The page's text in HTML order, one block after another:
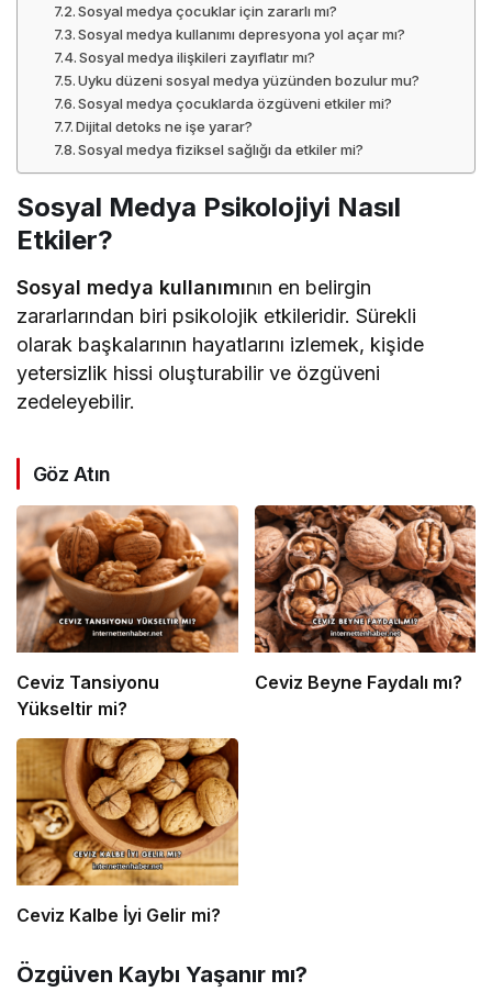
Sosyal medya çocuklar için zararlı mı?
Sosyal medya kullanımı depresyona yol açar mı?
Sosyal medya ilişkileri zayıflatır mı?
Uyku düzeni sosyal medya yüzünden bozulur mu?
Sosyal medya çocuklarda özgüveni etkiler mi?
Dijital detoks ne işe yarar?
Sosyal medya fiziksel sağlığı da etkiler mi?
Sosyal Medya Psikolojiyi Nasıl
Etkiler?
Sosyal medya kullanımının en belirgin
zararlarından biri psikolojik etkileridir. Sürekli
olarak başkalarının hayatlarını izlemek, kişide
yetersizlik hissi oluşturabilir ve özgüveni
zedeleyebilir.
Göz Atın
Ceviz Tansiyonu
Yükseltir mi?
Ceviz Beyne Faydalı mı?
Ceviz Kalbe İyi Gelir mi?
Özgüven Kaybı Yaşanır mı?